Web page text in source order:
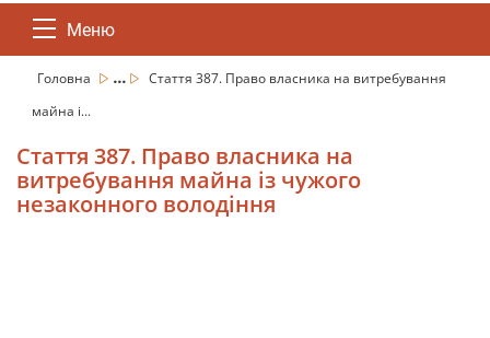
Меню
Головна ...
Стаття 387. Право власника на витребування
майна і...
Стаття 387. Право власника на
витребування майна із чужого
незаконного володіння